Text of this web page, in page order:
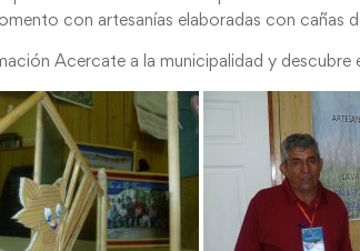
con artesanías elaboradas con cañas
Acercate a la municipalidad y descubre